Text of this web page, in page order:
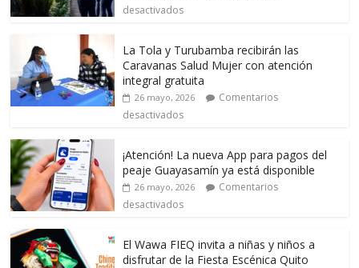
desactivados
La Tola y Turubamba recibirán las
Caravanas Salud Mujer con atención
integral gratuita
26 mayo, 2026
Comentarios
desactivados
¡Atención! La nueva App para pagos del
peaje Guayasamín ya está disponible
26 mayo, 2026
Comentarios
desactivados
El Wawa FIEQ invita a niñas y niños a
disfrutar de la Fiesta Escénica Quito